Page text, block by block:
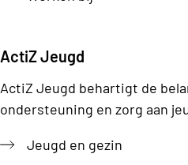
ActiZ Jeugd
ActiZ Jeugd behartigt de
ondersteuning en zorg aan
Jeugd en gezin